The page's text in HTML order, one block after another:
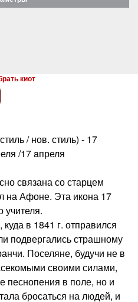
киот
/ нов. стиль) - 17
/17 aпреля
связана со старцем
на Афоне. Эта икона 17
учителя.
в 1841 г. отправился
подвергались страшному
Поселяне, будучи не в
своими силами,
песнопения в поле, но и
бросаться на людей, и